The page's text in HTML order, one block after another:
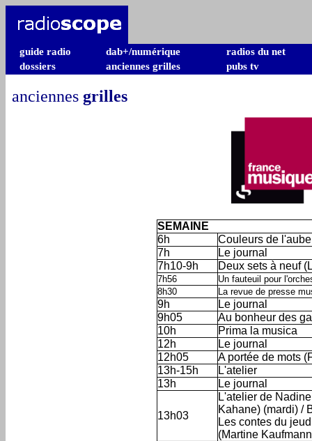
guide radio dab+/numérique
radios du net
dossiers
anciennes grilles pubs tv
anciennes grilles
SEMAINE
6h
Couleurs de
7h
Le journal
7h10-9h
Deux sets à neuf
7h56
Un fauteuil pour
8h30
La revue de presse
9h
Le journal
9h05
Au bonheur des
10h
Prima la musica
12h
Le journal
12h05
A portée de mots
13h-15h
L'atelier
13h
Le journal
13h03
L'atelier de
Kahane) (mardi) /
Les contes du
(Martine